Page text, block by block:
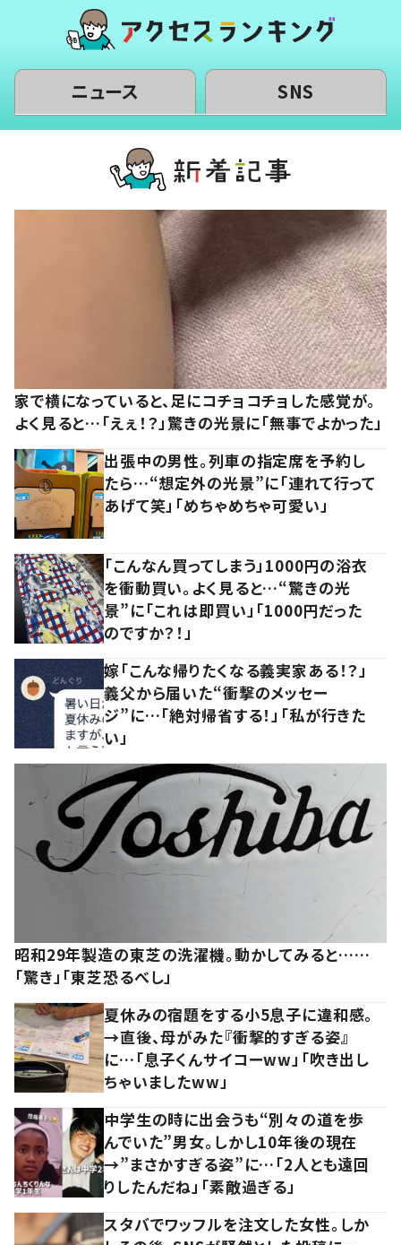
ニュース SNS
家で横になっていると、足にコチョコチョした感覚が。
よく見ると…「えぇ！？」驚きの光景に「無事でよかった」
出張中の男性。列車の指定席を予約し
たら…“想定外の光景”に「連れて行って
あげて笑」「めちゃめちゃ可愛い」
「こんなん買ってしまう」1000円の浴衣
を衝動買い。よく見ると…“驚きの光
景”に「これは即買い」「1000円だった
のですか？！」
嫁「こんな帰りたくなる義実家ある！？」
義父から届いた“衝撃のメッセー
ジ”に…「絶対帰省する！」「私が行きた
い」
昭和29年製造の東芝の洗濯機。動かしてみると……
「驚き」「東芝恐るべし」
夏休みの宿題をする小5息子に違和感。
→直後、母がみた『衝撃的すぎる姿』
に…「息子くんサイコーww」「吹き出し
ちゃいましたww」
中学生の時に出会うも“別々の道を歩
んでいた”男女。しかし10年後の現在
→”まさかすぎる姿”に…「2人とも遠回
りしたんだね」「素敵過ぎる」
スタバでワッフルを注文した女性。しか